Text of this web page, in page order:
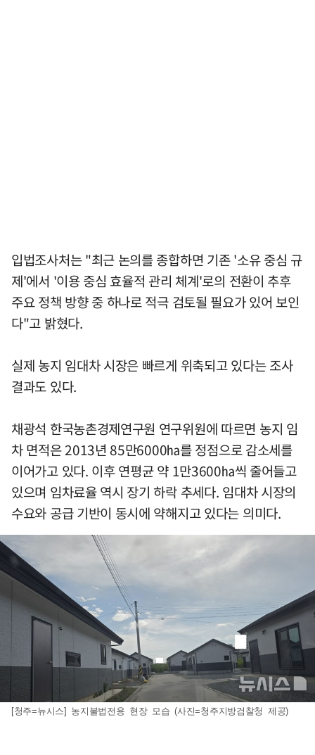
입법조사처는 "최근 논의를 종합하면 기존 '소유 중심 규
제'에서 '이용 중심 효율적 관리 체계'로의 전환이 추후
주요 정책 방향 중 하나로 적극 검토될 필요가 있어 보인
다"고 밝혔다.
실제 농지 임대차 시장은 빠르게 위축되고 있다는 조사
결과도 있다.
채광석 한국농촌경제연구원 연구위원에 따르면 농지 임
차 면적은 2013년 85만6000㏊를 정점으로 감소세를
이어가고 있다. 이후 연평균 약 1만3600㏊씩 줄어들고
있으며 임차료율 역시 장기 하락 추세다. 임대차 시장의
수요와 공급 기반이 동시에 약해지고 있다는 의미다.
[청주=뉴시스] 농지불법전용 현장 모습 (사진=청주지방검찰청 제공)